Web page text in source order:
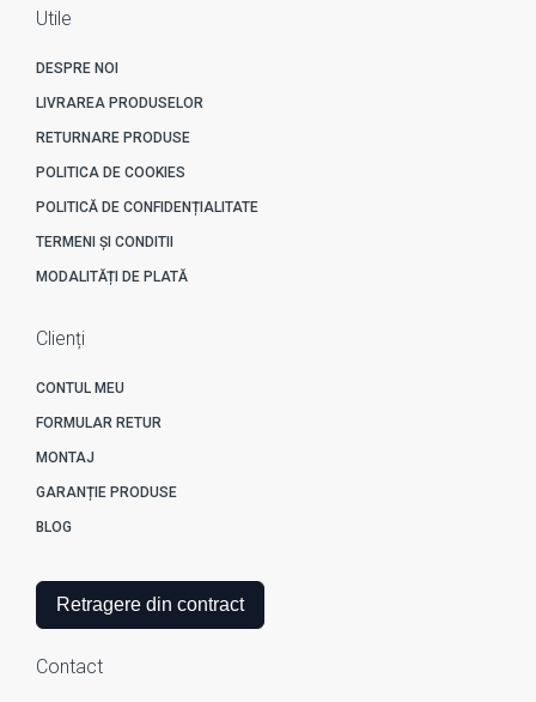
Utile
DESPRE NOI
LIVRAREA PRODUSELOR
RETURNARE PRODUSE
POLITICA DE COOKIES
POLITICĂ DE CONFIDENȚIALITATE
TERMENI ȘI CONDITII
MODALITĂȚI DE PLATĂ
Clienți
CONTUL MEU
FORMULAR RETUR
MONTAJ
GARANȚIE PRODUSE
BLOG
Retragere din contract
Contact